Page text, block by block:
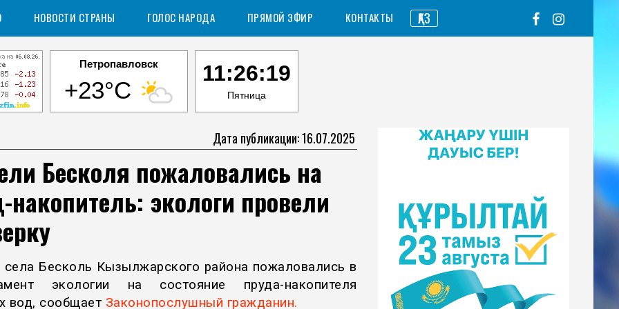
НОВОСТИ СТРАНЫ ГОЛОС НАРОДА ПРЯМОЙ ЭФИР КОНТАКТЫ ҚАЗ
Петропавловск
+23°C
11:26:20
Пятница
Дата публикации: 16.07.2025
Бесколя пожаловались на
накопитель: экологи провели
Бесколь Кызылжарского района пожаловались в
экологии на состояние пруда-накопителя
вод, сообщает Законопослушный гражданин.